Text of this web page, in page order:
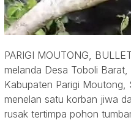
PARIGI MOUTONG,
melanda Desa Toboli
Kabupaten Parigi Moutong,
menelan satu korban jiwa
rusak tertimpa pohon